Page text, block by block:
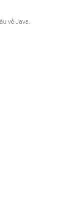
về Java.